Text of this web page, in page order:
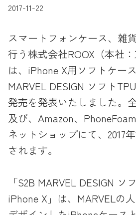
2017-11-22
スマートフォンケース、雑
行う株式会社ROOX（本社：
は、iPhone X用ソフトケー
MARVEL DESIGN ソフト
発売を発表いたしました。
及び、Amazon、
ネットショップにて、2017
されます。
「S2B MARVEL DESIGN ソ
iPhone X」は、MARVELの